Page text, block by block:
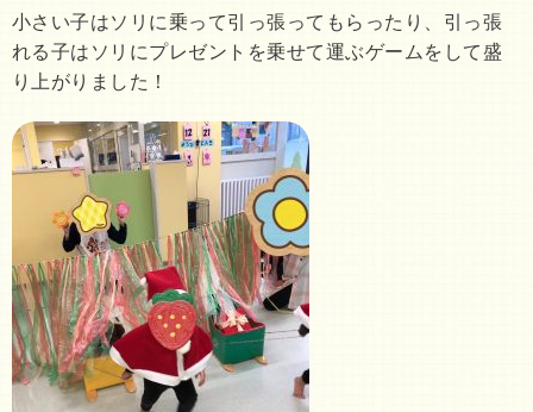
小さい子はソリに乗って引っ張ってもらったり、引っ張
れる子はソリにプレゼントを乗せて運ぶゲームをして盛
り上がりました！